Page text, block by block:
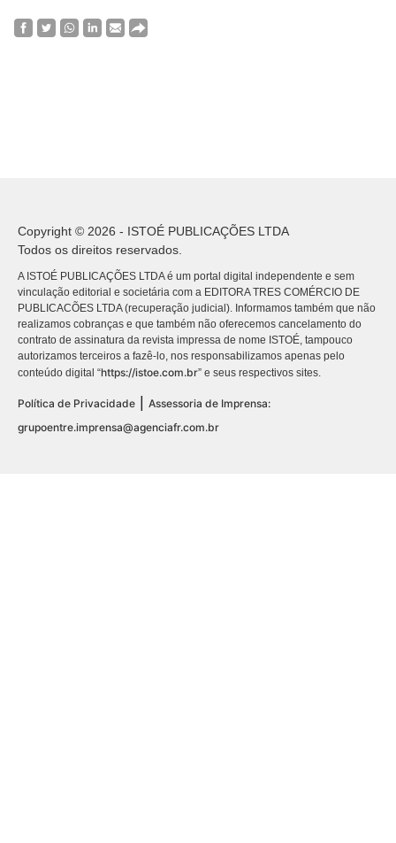
Copyright © 2026 - ISTOÉ PUBLICAÇÕES LTDA
Todos os direitos reservados.
A ISTOÉ PUBLICAÇÕES LTDA é um portal digital independente e sem
vinculação editorial e societária com a EDITORA TRES COMÉRCIO DE
PUBLICACÕES LTDA (recuperação judicial). Informamos também que não
realizamos cobranças e que também não oferecemos cancelamento do
contrato de assinatura da revista impressa de nome ISTOÉ, tampouco
autorizamos terceiros a fazê-lo, nos responsabilizamos apenas pelo
conteúdo digital “https://istoe.com.br” e seus respectivos sites.
Política de Privacidade
Assessoria de Imprensa:
grupoentre.imprensa@agenciafr.com.br